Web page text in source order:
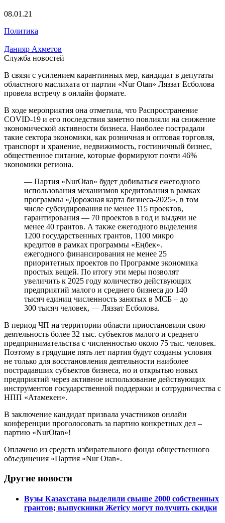
08.01.21
Политика
Данияр Ахметов
Служба новостей
В связи с усилением карантинных мер, кандидат в депутаты
областного маслихата от партии «Nur Otan» Ляззат Есболова
провела встречу в онлайн формате.
В ходе мероприятия она отметила, что Распространение
COVID-19 и его последствия заметно повлияли на снижение
экономической активности бизнеса. Наиболее пострадали
такие сектора экономики, как розничная и оптовая торговля,
транспорт и хранение, недвижимость, гостиничный бизнес,
общественное питание, которые формируют почти 46%
экономики региона.
— Партия «NurOtan» будет добиваться ежегодного
использования механизмов кредитования в рамках
программы «Дорожная карта бизнеса-2025», в том
числе субсидирования не менее 115 проектов,
гарантирования — 70 проектов в год и выдачи не
менее 40 грантов. А также ежегодного выделения
1200 государственных грантов, 1100 микро
кредитов в рамках программы «Еңбек».
ежегодного финансирования не менее 25
приоритетных проектов по Программе экономика
простых вещей. По итогу эти меры позволят
увеличить к 2025 году количество действующих
предприятий малого и среднего бизнеса до 140
тысяч единиц численность занятых в МСБ – до
300 тысяч человек, — Ляззат Есболова.
В период ЧП на территории области приостановили свою
деятельность более 32 тыс. субъектов малого и среднего
предпринимательства с численностью около 75 тыс. человек.
Поэтому в грядущие пять лет партия будут созданы условия
не только для восстановления деятельности наиболее
пострадавших субъектов бизнеса, но и открытью новых
предприятий через активное использование действующих
инструментов государственной поддержки и сотрудничества с
НПП «Атамекен».
В заключение кандидат призвала участников онлайн
конференции проголосовать за партию конкретных дел –
партию «NurOtan»!
Оплачено из средств избирательного фонда общественного
объединения «Партия «Nur Otan».
Другие новости
Вузы Казахстана выделили свыше 2000 собственных
грантов; выпускники Жетісу могут получить скидки